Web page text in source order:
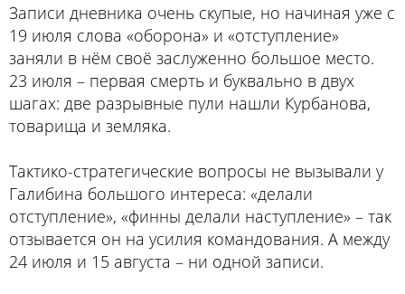
Записи дневника очень скупые, но начиная уже с
19 июля слова «оборона» и «отступление»
заняли в нём своё заслуженно большое место.
23 июля – первая смерть и буквально в двух
шагах: две разрывные пули нашли Курбанова,
товарища и земляка.
Тактико-стратегические вопросы не вызывали у
Галибина большого интереса: «делали
отступление», «финны делали наступление» – так
отзывается он на усилия командования. А между
24 июля и 15 августа – ни одной записи.